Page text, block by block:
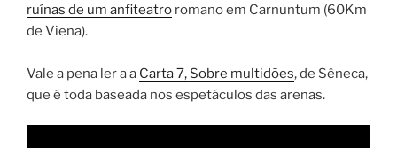
ruínas de um anfiteatro romano em Carnuntum (60Km
de Viena).
Vale a pena ler a a Carta 7, Sobre multidões, de Sêneca,
que é toda baseada nos espetáculos das arenas.